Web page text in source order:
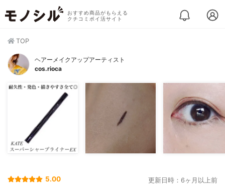
おすすめ商品がもらえる
クチコミポイ活サイト
TOP
ヘアーメイクアップアーティスト
cos.rioca
5.00 更新日時：6ヶ月以上前